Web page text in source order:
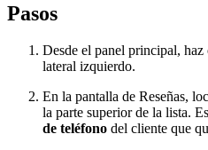
Pasos
Desde el panel principal, haz
lateral izquierdo.
En la pantalla de Reseñas,
la parte superior de la lista.
de teléfono del cliente que